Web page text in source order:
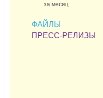
за месяц
ФАЙЛЫ
ПРЕСС-РЕЛИЗЫ